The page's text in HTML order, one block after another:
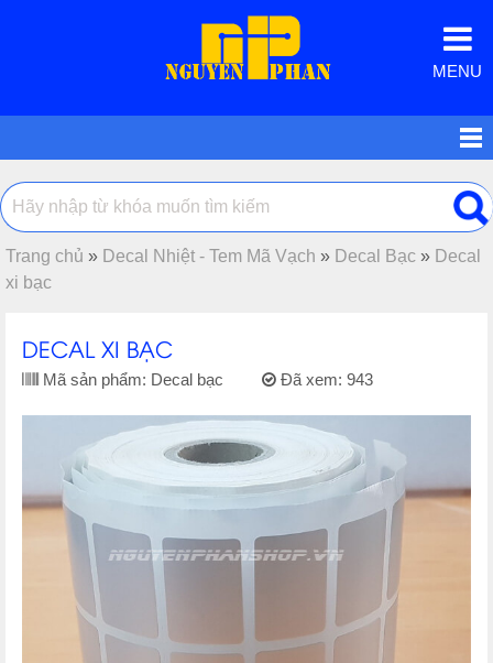
MENU
Trang chủ » Decal Nhiệt - Tem Mã Vạch » Decal Bạc » Decal
xi bạc
DECAL XI BẠC
Mã sản phẩm: Decal bạc Đã xem: 943